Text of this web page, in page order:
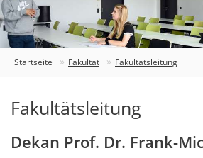
Startseite Fakultät Fakultätsleitung
Fakultätsleitung
Dekan Prof. Dr. Frank-